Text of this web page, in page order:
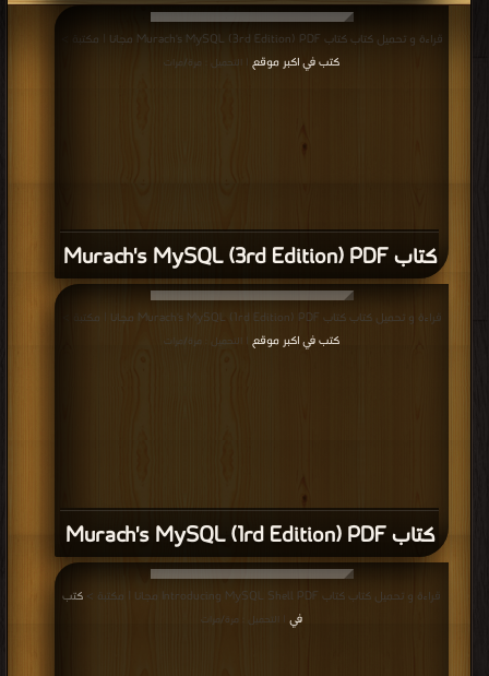
كتاب Murach's MySQL (3rd Edition) PDF
قراءة و تحميل كتاب كتاب Murach's MySQL (3rd Edition) PDF مجانا | مكتبة >
كتب في اكبر موقع | التحميل : مرة/مرات
كتاب Murach's MySQL (1rd Edition) PDF
قراءة و تحميل كتاب كتاب Murach's MySQL (1rd Edition) PDF مجانا | مكتبة >
كتب في اكبر موقع | التحميل : مرة/مرات
قراءة و تحميل كتاب كتاب Introducing MySQL Shell PDF مجانا | مكتبة >
كتب
في
| التحميل : مرة/مرات